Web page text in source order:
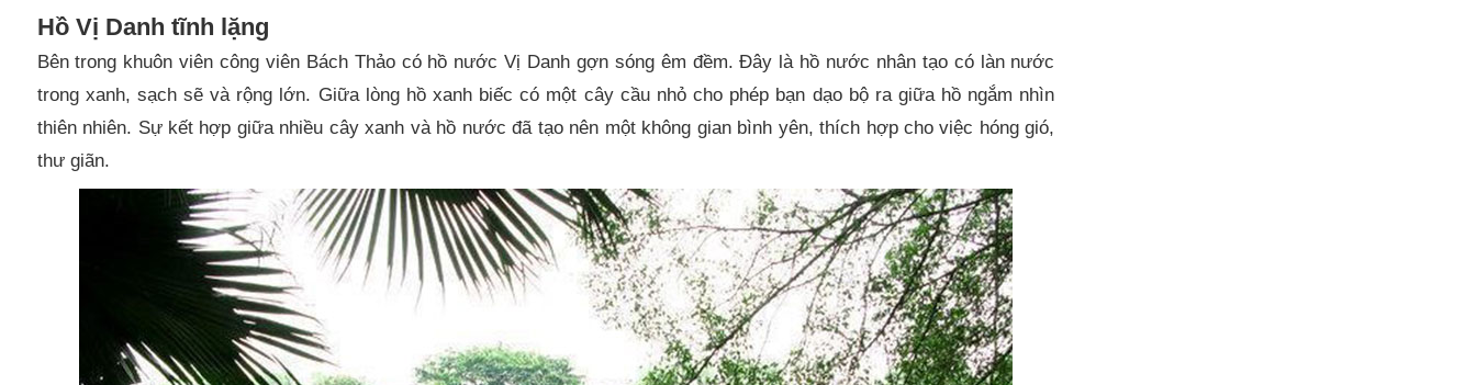
Hồ Vị Danh tĩnh lặng
Bên trong khuôn viên công viên Bách Thảo có hồ nước Vị Danh gợn sóng êm đềm. Đây là hồ nước nhân tạo có làn nước
trong xanh, sạch sẽ và rộng lớn. Giữa lòng hồ xanh biếc có một cây cầu nhỏ cho phép bạn dạo bộ ra giữa hồ ngắm nhìn
thiên nhiên. Sự kết hợp giữa nhiều cây xanh và hồ nước đã tạo nên một không gian bình yên, thích hợp cho việc hóng gió,
thư giãn.